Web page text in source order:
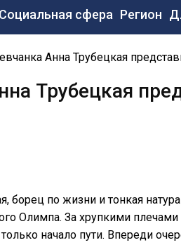
Социальная сфера Регион
Анна Трубецкая
Трубецкая
борец по жизни и тонкая
Олимпа. За хрупкими
начало пути. Впереди